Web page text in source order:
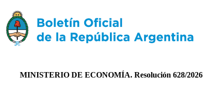
MINISTERIO DE ECONOMÍA. Resolución 628/2026